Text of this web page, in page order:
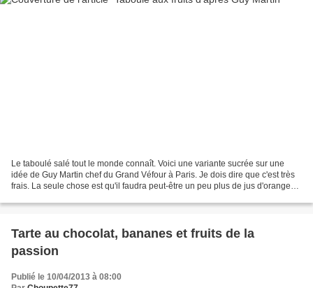
Le taboulé salé tout le monde connaît. Voici une variante sucrée sur une
idée de Guy Martin chef du Grand Véfour à Paris. Je dois dire que c'est très
frais. La seule chose est qu'il faudra peut-être un peu plus de jus d'orange
Tarte au chocolat, bananes et fruits de la
passion
Publié le 10/04/2013 à 08:00